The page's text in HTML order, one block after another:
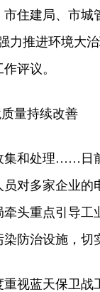
住建局、市
力推进环境大
评议。
量持续改善
和处理……日
对多家企业的
头重点引导
防治设施，切
蓝天保卫战